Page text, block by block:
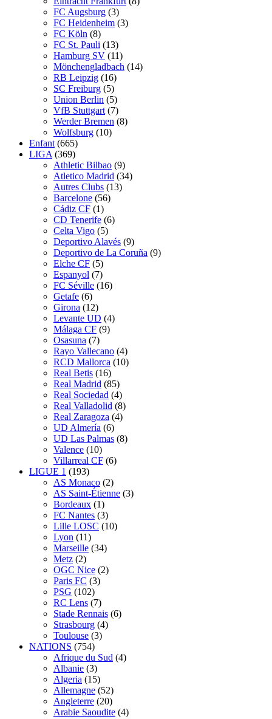
FC Augsburg (3)
FC Heidenheim (3)
FC Köln (8)
FC St. Pauli (13)
Hamburg SV (11)
Mönchengladbach (14)
RB Leipzig (16)
SC Freiburg (5)
Union Berlin (5)
VfB Stuttgart (7)
Werder Bremen (8)
Wolfsburg (10)
Enfant (665)
LIGA (369)
Athletic Bilbao (9)
Atletico Madrid (34)
Autres Clubs (13)
Barcelone (56)
Cádiz CF (1)
CD Tenerife (6)
Celta Vigo (5)
Deportivo Alavés (9)
Deportivo de La Coruña (9)
Elche CF (5)
Espanyol (7)
FC Séville (16)
Getafe (6)
Girona (12)
Levante UD (4)
Málaga CF (9)
Osasuna (7)
Rayo Vallecano (4)
RCD Mallorca (10)
Real Betis (16)
Real Madrid (85)
Real Sociedad (4)
Real Valladolid (8)
Real Zaragoza (4)
UD Almería (6)
UD Las Palmas (8)
Valence (10)
Villarreal CF (6)
LIGUE 1 (193)
AS Monaco (2)
AS Saint-Étienne (3)
Bordeaux (1)
FC Nantes (3)
Lille LOSC (10)
Lyon (11)
Marseille (34)
Metz (2)
OGC Nice (2)
Paris FC (3)
PSG (102)
RC Lens (7)
Stade Rennais (6)
Strasbourg (4)
Toulouse (3)
NATIONS (754)
Afrique du Sud (4)
Albanie (3)
Algeria (15)
Allemagne (52)
Angleterre (20)
Arabie Saoudite (4)